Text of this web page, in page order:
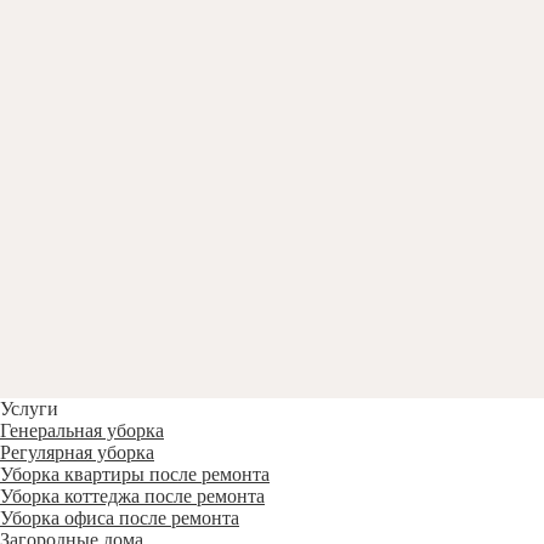
Услуги
Генеральная уборка
Регулярная уборка
Уборка квартиры после ремонта
Уборка коттеджа после ремонта
Уборка офиса после ремонта
Загородные дома